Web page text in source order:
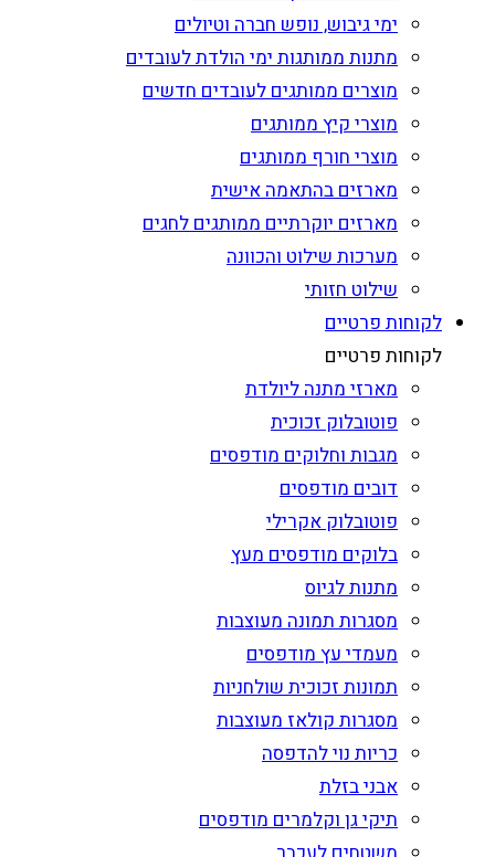
ימי גיבוש, נופש חברה וטיולים
מתנות ממותגות ימי הולדת לעובדים
מוצרים ממותגים לעובדים חדשים
מוצרי קיץ ממותגים
מוצרי חורף ממותגים
מארזים בהתאמה אישית
מארזים יוקרתיים ממותגים לחגים
מערכות שילוט והכוונה
שילוט חזותי
לקוחות פרטיים
לקוחות פרטיים
מארזי מתנה ליולדת
פוטובלוק זכוכית
מגבות וחלוקים מודפסים
דובים מודפסים
פוטובלוק אקרילי
בלוקים מודפסים מעץ
מתנות לגיוס
מסגרות תמונה מעוצבות
מעמדי עץ מודפסים
תמונות זכוכית שולחניות
מסגרות קולאז מעוצבות
כריות נוי להדפסה
אבני בזלת
תיקי גן וקלמרים מודפסים